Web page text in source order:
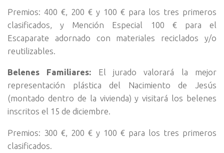
Premios: 400 €, 200 € y 100 € para los tres primeros
clasificados, y Mención Especial 100 € para el
Escaparate adornado con materiales reciclados y/o
reutilizables.
Belenes Familiares: El jurado valorará la mejor
representación plástica del Nacimiento de Jesús
(montado dentro de la vivienda) y visitará los belenes
inscritos el 15 de diciembre.
Premios: 300 €, 200 € y 100 € para los tres primeros
clasificados.